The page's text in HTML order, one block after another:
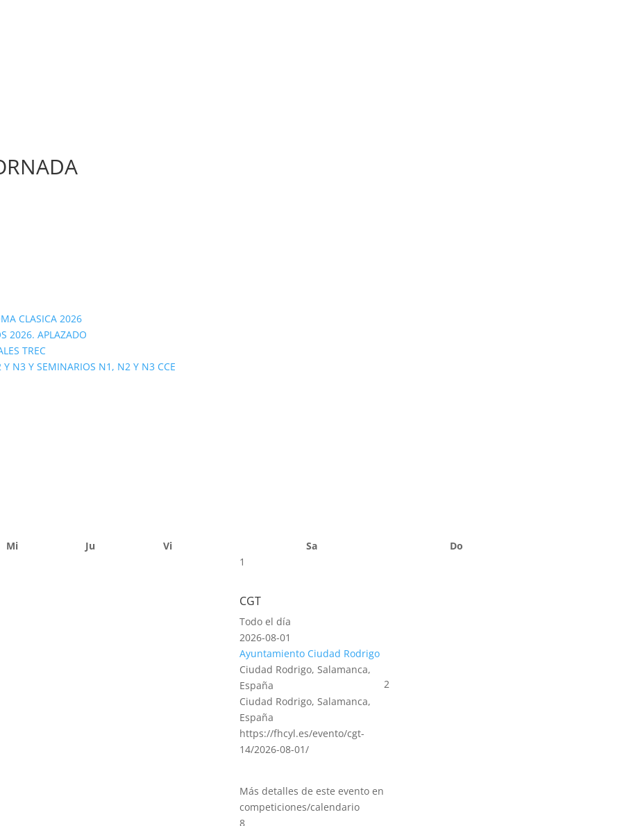
CLASICA 2026
2026. APLAZADO
TREC
N3 Y SEMINARIOS N1, N2 Y N3 CCE
Mi Ju Vi Sa
Do
1
CGT
Todo el día
2026-08-01
Ayuntamiento Ciudad Rodrigo
Ciudad Rodrigo, Salamanca,
España
Ciudad Rodrigo, Salamanca,
España
https://fhcyl.es/evento/cgt-
14/2026-08-01/
Más detalles de este evento en
competiciones/calendario
2
8